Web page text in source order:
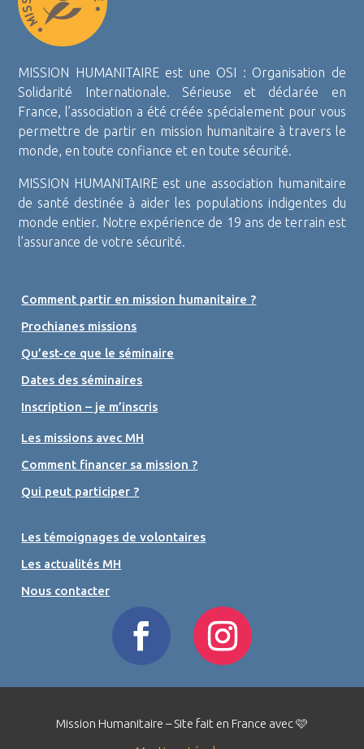
MISSION HUMANITAIRE est une OSI : Organisation de
Solidarité Internationale. Sérieuse et déclarée en
France, l’association a été créée spécialement pour vous
permettre de partir en mission humanitaire à travers le
monde, en toute confiance et en toute sécurité.
MISSION HUMANITAIRE est une association humanitaire
de santé destinée à aider les populations indigentes du
monde entier. Notre expérience de 19 ans de terrain est
l’assurance de votre sécurité.
Comment partir en mission humanitaire ?
Prochianes missions
Qu’est-ce que le séminaire
Dates des séminaires
Inscription – je m’inscris
Les missions avec MH
Comment financer sa mission ?
Qui peut participer ?
Les témoignages de volontaires
Les actualités MH
Nous contacter
Mission Humanitaire – Site fait en France avec 🩷